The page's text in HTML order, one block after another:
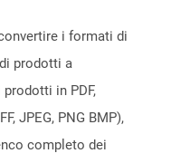
i formati di
prodotti a
in PDF,
JPEG, PNG BMP),
completo dei